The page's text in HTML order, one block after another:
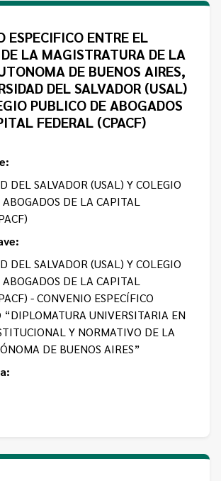
información Pública
a la Información online
Abierto en la Justicia
a la Justicia
Datos Abiertos
en Derechos Humanos
ESPECIFICO ENTRE EL
LA MAGISTRATURA DE LA
DE BUENOS AIRES,
DEL SALVADOR (USAL)
PUBLICO DE ABOGADOS
FEDERAL (CPACF)
DEL SALVADOR (USAL) Y COLEGIO
DE LA CAPITAL
DEL SALVADOR (USAL) Y COLEGIO
DE LA CAPITAL
- CONVENIO ESPECÍFICO
UNIVERSITARIA EN
Y NORMATIVO DE LA
DE BUENOS AIRES”